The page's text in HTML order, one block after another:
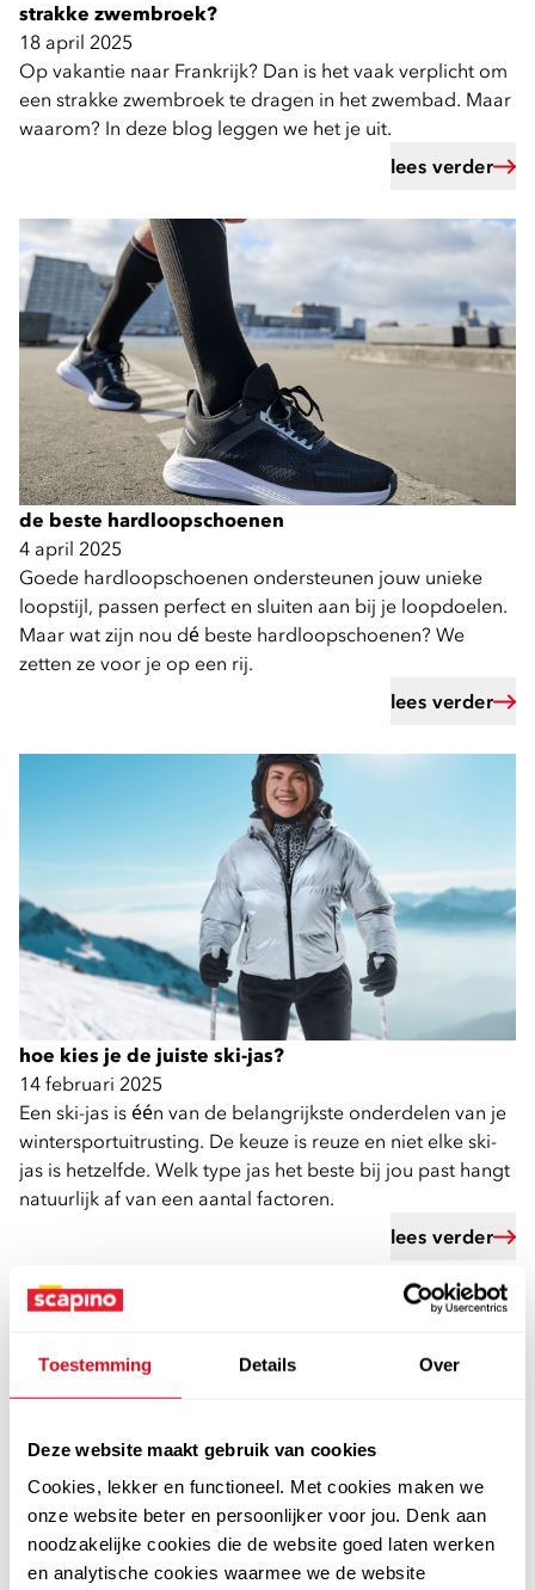
Toestemming Details Over
Deze website maakt gebruik van cookies
Cookies, lekker en functioneel. Met cookies maken we
onze website beter en persoonlijker voor jou. Denk aan
noodzakelijke cookies die de website goed laten werken
en analytische cookies waarmee we de website
strakke zwembroek?
18 april 2025
Op vakantie naar Frankrijk? Dan is het vaak verplicht om
een strakke zwembroek te dragen in het zwembad. Maar
waarom? In deze blog leggen we het je uit.
lees verder
de beste hardloopschoenen
4 april 2025
Goede hardloopschoenen ondersteunen jouw unieke
loopstijl, passen perfect en sluiten aan bij je loopdoelen.
Maar wat zijn nou dé beste hardloopschoenen? We
zetten ze voor je op een rij.
lees verder
hoe kies je de juiste ski-jas?
14 februari 2025
Een ski-jas is één van de belangrijkste onderdelen van je
wintersportuitrusting. De keuze is reuze en niet elke ski-
jas is hetzelfde. Welk type jas het beste bij jou past hangt
natuurlijk af van een aantal factoren.
lees verder